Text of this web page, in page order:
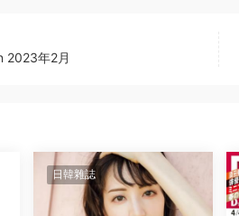
2023年2月
日韓雜誌